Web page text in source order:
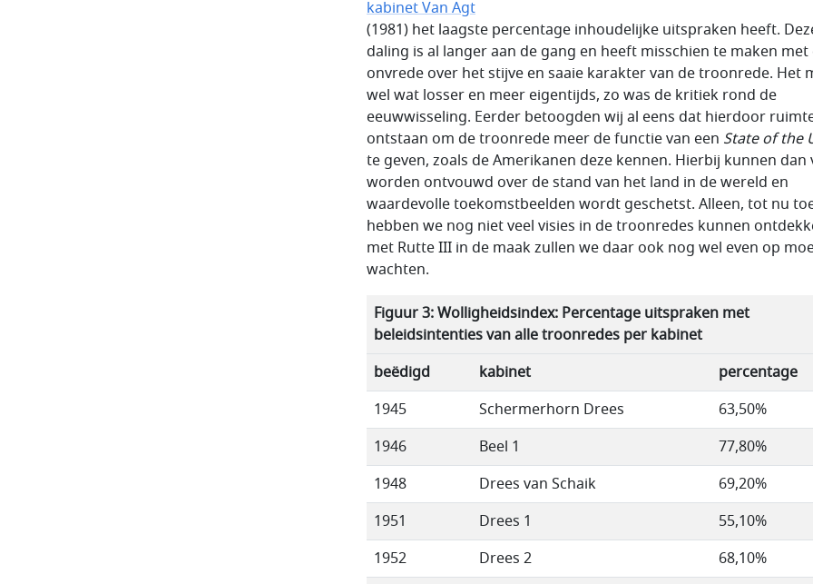
kabinet Van Agt
(1981) het laagste percentage inhoudelijke uitspraken heeft.
daling is al langer aan de gang en heeft misschien te maken met
onvrede over het stijve en saaie karakter van de troonrede. Het
wel wat losser en meer eigentijds, zo was de kritiek rond de
eeuwwisseling. Eerder betoogden wij al eens dat hierdoor
ontstaan om de troonrede meer de functie van een State of the
te geven, zoals de Amerikanen deze kennen. Hierbij kunnen dan
worden ontvouwd over de stand van het land in de wereld en
waardevolle toekomstbeelden wordt geschetst. Alleen, tot nu
hebben we nog niet veel visies in de troonredes kunnen
met Rutte III in de maak zullen we daar ook nog wel even op
wachten.
Figuur 3:Wolligheidsindex: Percentage uitspraken met
beleidsintenties van alle troonredes per kabinet
beëdigd
kabinet
percentage
1945
Schermerhorn Drees
63,50%
1946
Beel 1
77,80%
1948
Drees van Schaik
69,20%
1951
Drees 1
55,10%
1952
Drees 2
68,10%